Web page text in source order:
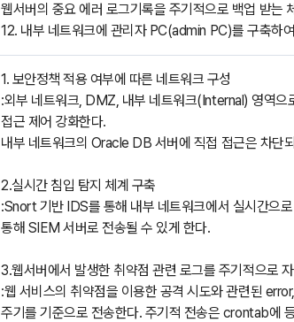
웹서버의 중요 에러 로그기록을 주기적으로 백업 받는
12. 내부 네트워크에 관리자 PC(admin PC)를 구축하
1. 보안정책 적용 여부에 따른 네트워크 구성
:외부 네트워크, DMZ, 내부 네트워크(Internal) 영역
접근 제어 강화한다.
내부 네트워크의 Oracle DB 서버에 직접 접근은 차단
2.실시간 침입 탐지 체계 구축
:Snort 기반 IDS를 통해 내부 네트워크에서 실시간으
통해 SIEM 서버로 전송될 수 있게 한다.
3.웹서버에서 발생한 취약점 관련 로그를 주기적으로
:웹 서비스의 취약점을 이용한 공격 시도와 관련된
주기를 기준으로 전송한다. 주기적 전송은 crontab에